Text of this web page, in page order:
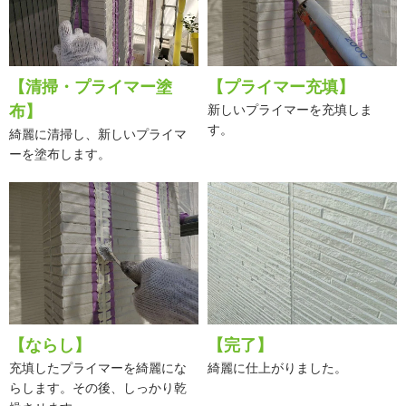
【清掃・プライマー塗
布】
綺麗に清掃し、新しいプライマ
ーを塗布します。
【プライマー充填】
新しいプライマーを充填しま
す。
【ならし】
充填したプライマーを綺麗にな
らします。その後、しっかり乾
【完了】
綺麗に仕上がりました。